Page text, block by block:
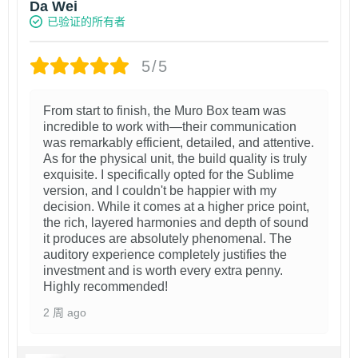
Da Wei
已验证的所有者
5/5
From start to finish, the Muro Box team was
incredible to work with—their communication
was remarkably efficient, detailed, and attentive.
As for the physical unit, the build quality is truly
exquisite. I specifically opted for the Sublime
version, and I couldn't be happier with my
decision. While it comes at a higher price point,
the rich, layered harmonies and depth of sound
it produces are absolutely phenomenal. The
auditory experience completely justifies the
investment and is worth every extra penny.
Highly recommended!
2 周 ago